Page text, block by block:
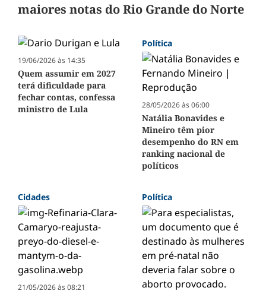
maiores notas do Rio Grande do Norte
19/06/2026 às 14:35
Quem assumir em 2027
terá dificuldade para
fechar contas, confessa
ministro de Lula
Política
28/05/2026 às 06:00
Natália Bonavides e
Mineiro têm pior
desempenho do RN em
ranking nacional de
políticos
Cidades
21/05/2026 às 08:21
Política